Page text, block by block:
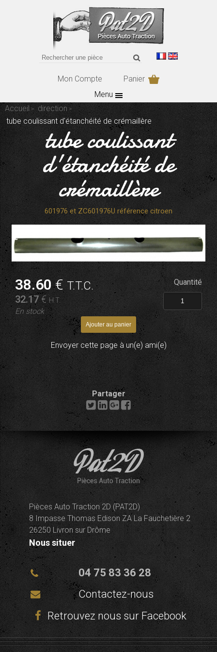
Mon Compte
Panier
Menu
Accueil
direction
tube coulissant d'étanchéité de crémaillère
tube coulissant
d'étanchéité de
crémaillère
601976 et ZC601976U référence citroen
38.60€T.T.C.
32.17 € H.T.
En stock
Quantité
Envoyer cette page à un(e) ami(e)
Partager
Pièces Auto Traction 2D (PAT2D)
8 Impasse Thomas Edison ZA La Fauchetière 2
26250 Livron sur Drôme
Nous situer
04 75 83 36 28
Contactez-nous
Retrouvez nous sur Facebook